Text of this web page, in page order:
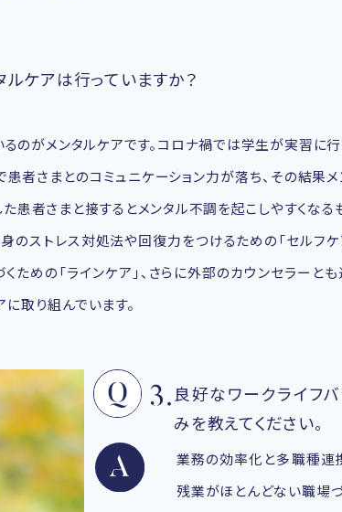
ケアは行っていますか？
のがメンタルケアです。コロナ禍では学生が実習に
者さまとのコミュニケーション力が落ち、その結果
患者さまと接するとメンタル不調を起こしやすくなる
のストレス対処法や回復力をつけるための「セルフ
ための「ラインケア」、さらに外部のカウンセラーとも
取り組んでいます。
良好なワークライフ
みを教えてください。
業務の効率化と多職種連
残業がほとんどない職場